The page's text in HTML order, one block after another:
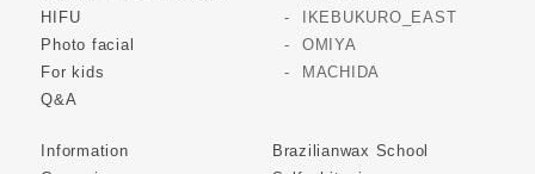
HIFU
Photo facial
For kids
Q&A
IKEBUKURO_EAST
OMIYA
MACHIDA
Information
Brazilianwax School